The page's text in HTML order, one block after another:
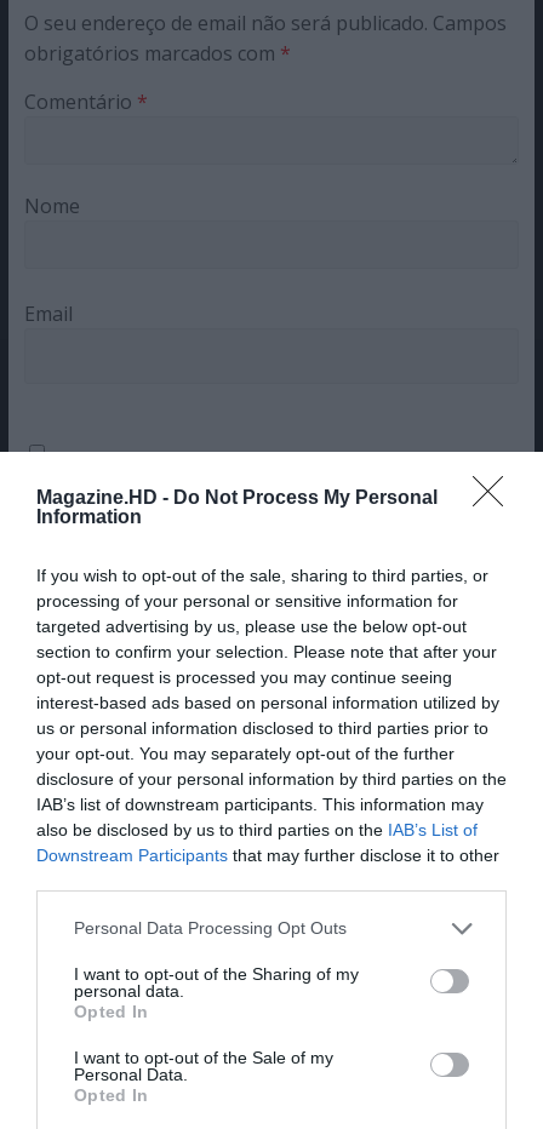
Magazine.HD - Do Not Process My Personal
Information
If you wish to opt-out of the sale, sharing to third parties, or
processing of your personal or sensitive information for
targeted advertising by us, please use the below opt-out
section to confirm your selection. Please note that after your
opt-out request is processed you may continue seeing
interest-based ads based on personal information utilized by
us or personal information disclosed to third parties prior to
your opt-out. You may separately opt-out of the further
disclosure of your personal information by third parties on the
IAB’s list of downstream participants. This information may
also be disclosed by us to third parties on the IAB’s List of
Downstream Participants that may further disclose it to other
Personal Data Processing Opt Outs
I want to opt-out of the Sharing of my
personal data.
Opted In
I want to opt-out of the Sale of my
Personal Data.
Opted In
O seu endereço de email não será publicado. Campos
obrigatórios marcados com *
Comentário *
Nome
Email
Guardar o meu nome, email e site neste navegador
para a próxima vez que eu comentar.